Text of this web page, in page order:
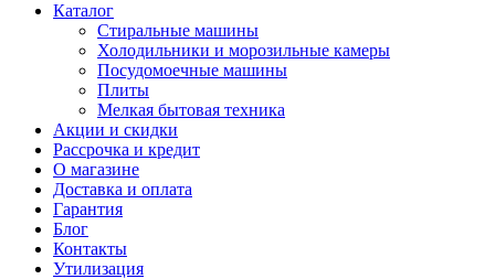
Каталог
Стиральные машины
Холодильники и морозильные камеры
Посудомоечные машины
Плиты
Мелкая бытовая техника
Акции и скидки
Рассрочка и кредит
О магазине
Доставка и оплата
Гарантия
Блог
Контакты
Утилизация